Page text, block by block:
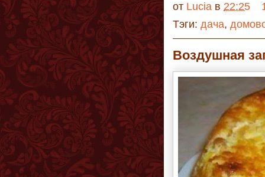
от Lucia в 22:25
Тэги: дача,
Воздушная